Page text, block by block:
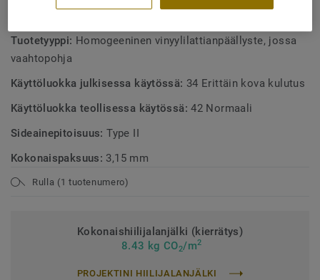
Tuotetyyppi: Homogeeninen vinyylilattianpäällyste, jossa
vaahtopohja
Käyttöluokka julkisessa käytössä: 34 Erittäin kova kulutus
Käyttöluokka teollisessa käytössä:42 Normaali
Sideainepitoisuus:Type II
Kokonaispaksuus: 3,15 mm
Rulla (1 tuotenumero)
Kokonaishiilijalanjälki (kierrätys)
8.43 kg CO2/m2
PROJEKTINI HIILIJALANJÄLKI